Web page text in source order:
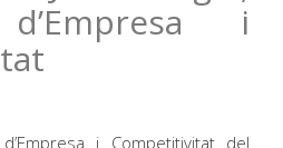
i
i Competitivitat del